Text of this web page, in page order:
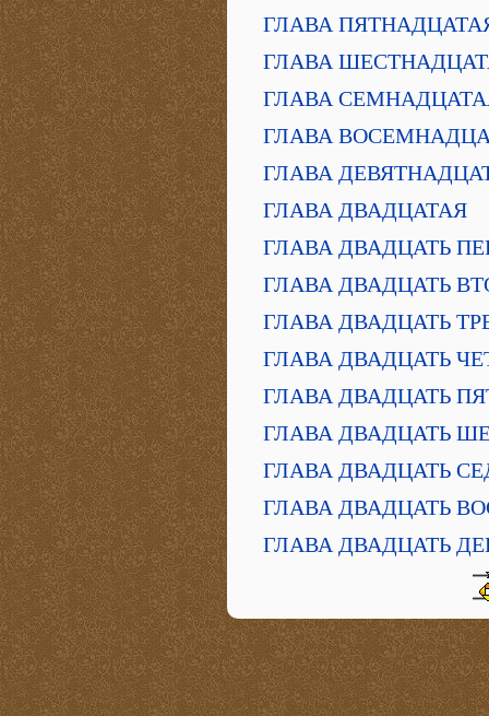
ГЛАВА
ГЛАВА
ГЛАВА
ГЛАВА
ГЛАВА
ГЛАВА ДВАДЦАТАЯ
ГЛАВА ДВАДЦАТЬ
ГЛАВА ДВАДЦАТЬ
ГЛАВА ДВАДЦАТЬ
ГЛАВА ДВАДЦАТЬ
ГЛАВА ДВАДЦАТЬ
ГЛАВА ДВАДЦАТЬ
ГЛАВА ДВАДЦАТЬ
ГЛАВА ДВАДЦАТЬ
ГЛАВА ДВАДЦАТЬ